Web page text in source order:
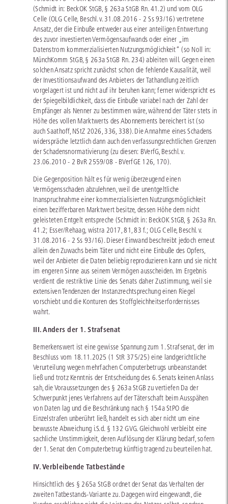
(Schmidt in: BeckOK StGB, § 263a StGB Rn. 41.2) und vom OLG
Celle (OLG Celle, Beschl. v. 31.08.2016 - 2 Ss 93/16) vertretene
Ansatz, der die Einbuße entweder aus einer anteiligen Entwertung
des zuvor investierten Vermögensaufwands oder einer „im
Datenstrom kommerzialisierten Nutzungsmöglichkeit“ (so Noll in:
MünchKomm StGB, § 263a StGB Rn. 234) ableiten will. Gegen einen
solchen Ansatz spricht zunächst schon die fehlende Kausalität, weil
der Investitionsaufwand des Anbieters der Tathandlung zeitlich
vorgelagert ist und nicht auf ihr beruhen kann; ferner widerspricht es
der Spiegelbildlichkeit, dass die Einbuße variabel nach der Zahl der
Empfänger als Nenner zu bestimmen wäre, während der Täter stets in
Höhe des vollen Marktwerts des Abonnements bereichert ist (so
auch Saathoff, NStZ 2026, 336, 338). Die Annahme eines Schadens
widerspräche letztlich dann auch den verfassungsrechtlichen Grenzen
der Schadensnormativierung (zu diesen: BVerfG, Beschl. v.
23.06.2010 - 2 BvR 2559/08 - BVerfGE 126, 170).
Die Gegenposition hält es für wenig überzeugend einen
Vermögensschaden abzulehnen, weil die unentgeltliche
Inanspruchnahme einer kommerzialisierten Nutzungsmöglichkeit
einen bezifferbaren Marktwert besitze, dessen Höhe dem nicht
geleisteten Entgelt entspreche (Schmidt in: BeckOK StGB, § 263a Rn.
41.2; Esser/Rehaag, wistra 2017, 81, 83 f.; OLG Celle, Beschl. v.
31.08.2016 - 2 Ss 93/16). Dieser Einwand beschreibt jedoch erneut
allein den Zuwachs beim Täter und nicht eine Einbuße des Opfers,
weil der Anbieter die Daten beliebig reproduzieren kann und sie nicht
im engeren Sinne aus seinem Vermögen ausscheiden. Im Ergebnis
verdient die restriktive Linie des Senats daher Zustimmung, weil sie
extensiven Tendenzen der Instanzrechtsprechung einen Riegel
vorschiebt und die Konturen des Stoffgleichheitserfordernisses
wahrt.
III. Anders der 1. Strafsenat
Bemerkenswert ist eine gewisse Spannung zum 1. Strafsenat, der im
Beschluss vom 18.11.2025 (1 StR 375/25) eine landgerichtliche
Verurteilung wegen mehrfachen Computerbetrugs unbeanstandet
ließ und trotz Kenntnis der Entscheidung des 6. Senats keinen Anlass
sah, die Voraussetzungen des § 263a StGB zu vertiefen Da der
Schwerpunkt jenes Verfahrens auf der Täterschaft beim Ausspähen
von Daten lag und die Beschränkung nach § 154a StPO die
Einzelstrafen unberührt ließ, handelt es sich aber nicht um eine
bewusste Abweichung i.S.d. § 132 GVG. Gleichwohl verbleibt eine
sachliche Unstimmigkeit, deren Auflösung der Klärung bedarf, sofern
der 1. Senat den Computerbetrug künftig tragend zu beurteilen hat.
IV. Verbleibende Tatbestände
Hinsichtlich des § 265a StGB ordnet der Senat das Verhalten der
zweiten Tatbestands-Variante zu. Dagegen wird eingewandt, die